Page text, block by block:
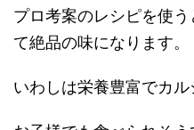
プロ考案のレシピを使
て絶品の味になります。
いわしは栄養豊富でカル